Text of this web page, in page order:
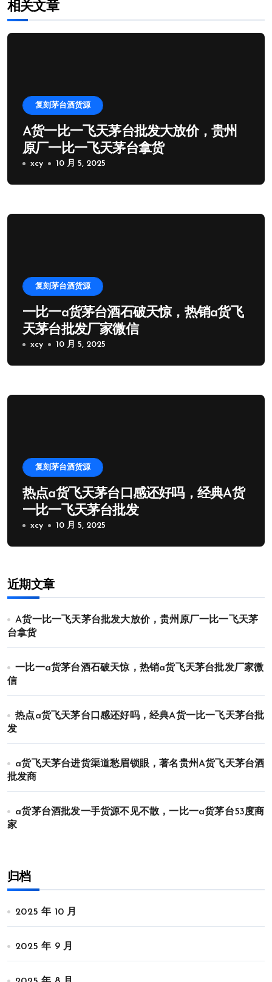
相关文章
复刻茅台酒货源
A货一比一飞天茅台批发大放价，贵州
原厂一比一飞天茅台拿货
xcy 10 月 5, 2025
复刻茅台酒货源
一比一a货茅台酒石破天惊，热销a货飞
天茅台批发厂家微信
xcy 10 月 5, 2025
复刻茅台酒货源
热点a货飞天茅台口感还好吗，经典A货
一比一飞天茅台批发
xcy 10 月 5, 2025
近期文章
A货一比一飞天茅台批发大放价，贵州原厂一比一飞天茅
台拿货
一比一a货茅台酒石破天惊，热销a货飞天茅台批发厂家微
信
热点a货飞天茅台口感还好吗，经典A货一比一飞天茅台批
发
a货飞天茅台进货渠道愁眉锁眼，著名贵州A货飞天茅台酒
批发商
a货茅台酒批发一手货源不见不散，一比一a货茅台53度商
家
归档
2025 年 10 月
2025 年 9 月